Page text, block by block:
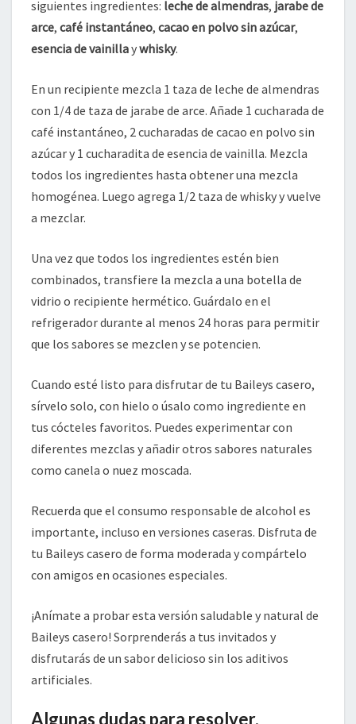
siguientes ingredientes: leche de almendras, jarabe de
arce, café instantáneo, cacao en polvo sin azúcar,
esencia de vainillaywhisky.
En un recipiente mezcla 1 taza de leche de almendras
con 1/4 de taza de jarabe de arce. Añade 1 cucharada de
café instantáneo, 2 cucharadas de cacao en polvo sin
azúcar y 1 cucharadita de esencia de vainilla. Mezcla
todos los ingredientes hasta obtener una mezcla
homogénea. Luego agrega 1/2 taza de whisky y vuelve
a mezclar.
Una vez que todos los ingredientes estén bien
combinados, transfiere la mezcla a una botella de
vidrio o recipiente hermético. Guárdalo en el
refrigerador durante al menos 24 horas para permitir
que los sabores se mezclen y se potencien.
Cuando esté listo para disfrutar de tu Baileys casero,
sírvelo solo, con hielo o úsalo como ingrediente en
tus cócteles favoritos. Puedes experimentar con
diferentes mezclas y añadir otros sabores naturales
como canela o nuez moscada.
Recuerda que el consumo responsable de alcohol es
importante, incluso en versiones caseras. Disfruta de
tu Baileys casero de forma moderada y compártelo
con amigos en ocasiones especiales.
¡Anímate a probar esta versión saludable y natural de
Baileys casero! Sorprenderás a tus invitados y
disfrutarás de un sabor delicioso sin los aditivos
artificiales.
Algunas dudas para resolver.